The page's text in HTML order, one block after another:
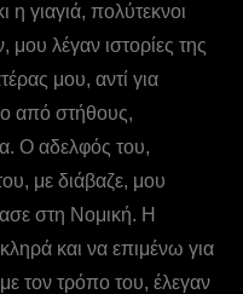
γιαγιά, πολύτεκνοι
λέγαν ιστορίες της
μου, αντί για
από στήθους,
O αδελφός του,
με διάβαζε, μου
στη Nομική. Η
και να επιμένω για
τον τρόπο του, έλεγαν